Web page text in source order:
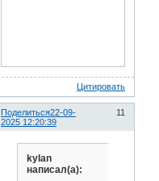
Цитировать
Поделиться 11
22-09-
2025 12:20:39
kylan
написал(а):